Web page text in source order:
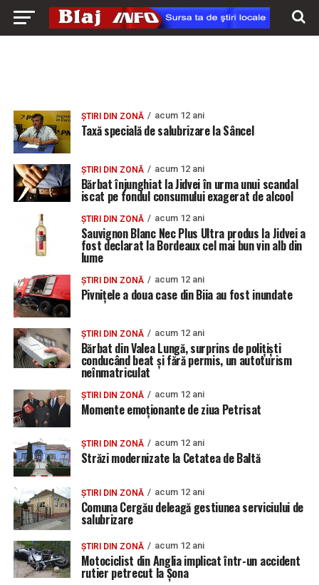
ȘTIRI DIN ZONĂ acum 12 ani
Taxă specială de salubrizare la Sâncel
ȘTIRI DIN ZONĂ acum 12 ani
Bărbat înjunghiat la Jidvei în urma unui scandal
iscat pe fondul consumului exagerat de alcool
ȘTIRI DIN ZONĂ acum 12 ani
Sauvignon Blanc Nec Plus Ultra produs la Jidvei a
fost declarat la Bordeaux cel mai bun vin alb din
lume
ȘTIRI DIN ZONĂ acum 12 ani
Pivnițele a doua case din Biia au fost inundate
ȘTIRI DIN ZONĂ acum 12 ani
Bărbat din Valea Lungă, surprins de polițiști
conducând beat și fără permis, un autoturism
neînmatriculat
ȘTIRI DIN ZONĂ acum 12 ani
Momente emoționante de ziua Petrisat
ȘTIRI DIN ZONĂ acum 12 ani
Străzi modernizate la Cetatea de Baltă
ȘTIRI DIN ZONĂ acum 12 ani
Comuna Cergău deleagă gestiunea serviciului de
salubrizare
ȘTIRI DIN ZONĂ acum 12 ani
Motociclist din Anglia implicat într-un accident
rutier petrecut la Șona